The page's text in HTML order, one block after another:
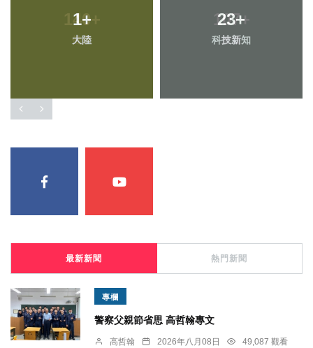
1+
大陸
23+
科技新知
最新新聞 熱門新聞
專欄
警察父親節省思 高哲翰專文
高哲翰 2026年八月08日
49,087 觀看